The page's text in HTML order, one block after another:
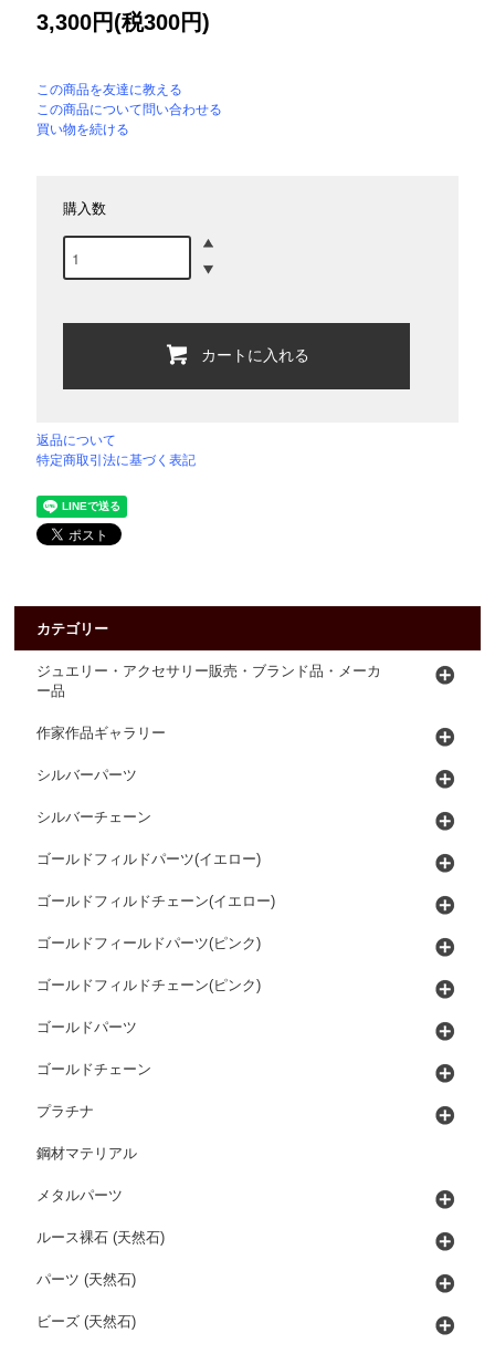
3,300円(税300円)
この商品を友達に教える
この商品について問い合わせる
買い物を続ける
購入数
カートに入れる
返品について
特定商取引法に基づく表記
カテゴリー
ジュエリー・アクセサリー販売・ブランド品・メーカ
ー品
作家作品ギャラリー
シルバーパーツ
シルバーチェーン
ゴールドフィルドパーツ(イエロー)
ゴールドフィルドチェーン(イエロー)
ゴールドフィールドパーツ(ピンク)
ゴールドフィルドチェーン(ピンク)
ゴールドパーツ
ゴールドチェーン
プラチナ
鋼材マテリアル
メタルパーツ
ルース裸石 (天然石)
パーツ (天然石)
ビーズ (天然石)